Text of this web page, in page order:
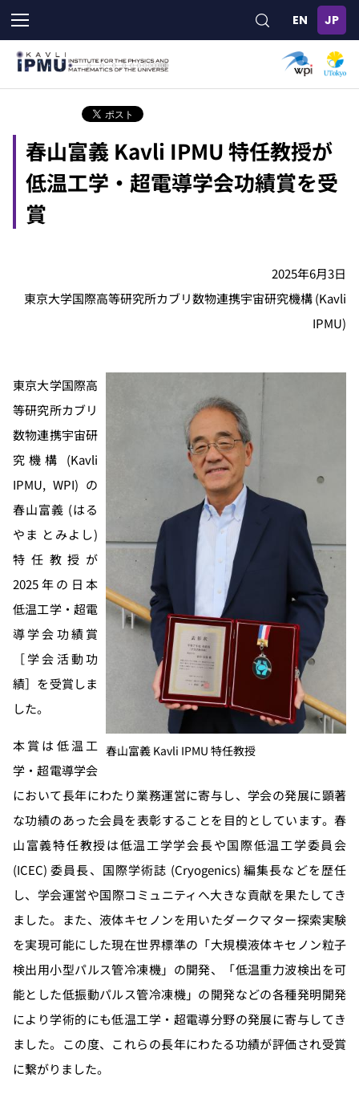
メ
イ
ン
春山富義 Kavli IPMU 特任教授が
低温工学・超電導学会功績賞を受
賞
2025年6月3日
東京大学国際高等研究所カブリ数物連携宇宙研究機構 (Kavli
IPMU)
春山富義 Kavli IPMU 特任教授
東京大学国際高
等研究所カブリ
数物連携宇宙研
究機構 (Kavli
IPMU, WPI) の
春山富義 (はる
やま とみよし)
特任教授が
2025年の日本
低温工学・超電
導学会功績賞
［学会活動功
績］を受賞しま
した。
本賞は低温工
学・超電導学会
において長年にわたり業務運営に寄与し、学会の発展に顕著
な功績のあった会員を表彰することを目的としています。春
山富義特任教授は低温工学学会長や国際低温工学委員会
(ICEC) 委員長、国際学術誌 (Cryogenics) 編集長などを歴任
し、学会運営や国際コミュニティへ大きな貢献を果たしてき
ました。また、液体キセノンを用いたダークマター探索実験
を実現可能にした現在世界標準の「大規模液体キセノン粒子
検出用小型パルス管冷凍機」の開発、「低温重力波検出を可
能とした低振動パルス管冷凍機」の開発などの各種発明開発
により学術的にも低温工学・超電導分野の発展に寄与してき
ました。この度、これらの長年にわたる功績が評価され受賞
に繋がりました。